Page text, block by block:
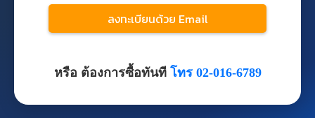
หรือ ต้องการซื้อทันที โทร 02-016-6789